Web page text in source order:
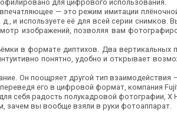
для цифрового использования.
— это режим имитации
и используете её для всей серии
изображений, позволяя вам
в формате диптихов. Два вертикальных
понятно, удобно и открывает
Он поощряет другой тип
его в цифровой формат, компания
себя радость полукадровой фотографии, X
зачем вы вообще взяли в руки фотоаппарат.